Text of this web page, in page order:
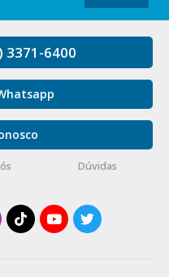
3371-6400
Dúvidas